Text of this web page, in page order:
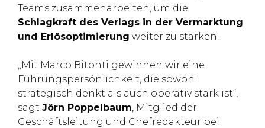
Teams zusammenarbeiten, um die
Schlagkraft des Verlags in der Vermarktung
und Erlösoptimierung weiter zu stärken.
„Mit Marco Bitonti gewinnen wir eine
Führungspersönlichkeit, die sowohl
strategisch denkt als auch operativ stark ist“,
sagt Jörn Poppelbaum, Mitglied der
Geschäftsleitung und Chefredakteur bei